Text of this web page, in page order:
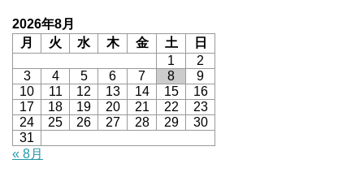
2026年8月
月
火 水 木 金 土
日
1
2
3
4 5 6 7 8
9
10
11 12 13 14 15
16
17
18 19 20 21 22
23
24
25 26 27 28 29
30
31
« 8月